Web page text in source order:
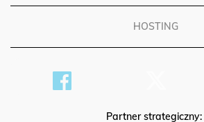
HOSTING
Partner strategiczny: